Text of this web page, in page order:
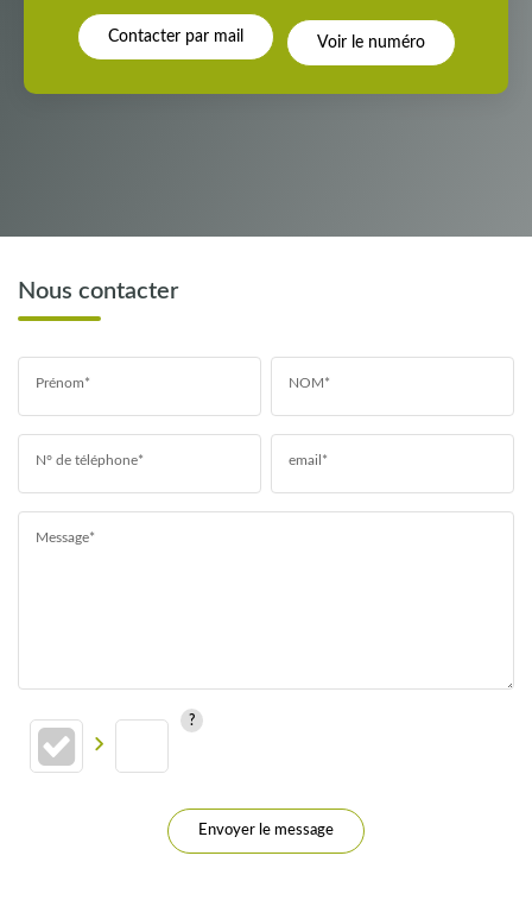
Contacter par mail Voir le numéro
Nous contacter
Prénom* NOM*
N° de téléphone* email*
Message*
Envoyer le message